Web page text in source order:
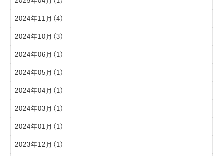
2024年11月（4）
2024年10月（3）
2024年06月（1）
2024年05月（1）
2024年04月（1）
2024年03月（1）
2024年01月（1）
2023年12月（1）